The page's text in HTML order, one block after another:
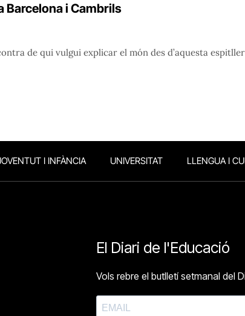
Barcelona i Cambrils
de qui vulgui explicar el món des d’aquesta
I INFÀNCIA UNIVERSITAT LLENGUA I